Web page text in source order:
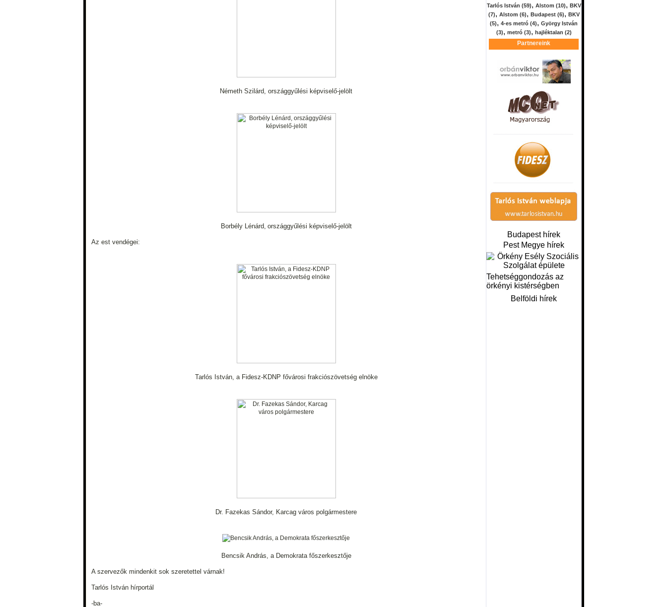
Németh Szilárd, országgyűlési képviselő-jelölt
Borbély Lénárd, országgyűlési képviselő-jelölt
Az est vendégei:
Tarlós István, a Fidesz-KDNP fővárosi frakciószövetség elnöke
Dr. Fazekas Sándor, Karcag város polgármestere
Bencsik András, a Demokrata főszerkesztője
A szervezők mindenkit sok szeretettel várnak!
Tarlós István hírportál
-ba-
Tarlós István (59), Alstom (10), BKV
(7), Alstom (6), Budapest (6), BKV
(5), 4-es metró (4), György István
(3), metró (3), hajléktalan (2)
Partnereink
Budapest hírek
Pest Megye hírek
Tehetséggondozás az
örkényi kistérségben
Belföldi hírek